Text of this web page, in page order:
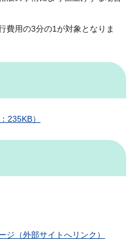
費用の3分の1が対象となりま
235KB）
ジ（外部サイトへリンク）